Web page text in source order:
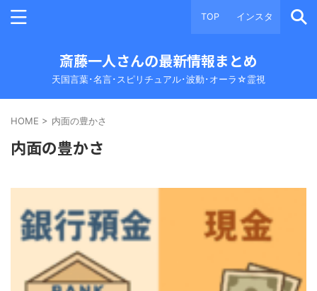
TOP インスタ
斎藤一人さんの最新情報まとめ
天国言葉･名言･スピリチュアル･波動･オーラ☆霊視
HOME > 内面の豊かさ
内面の豊かさ